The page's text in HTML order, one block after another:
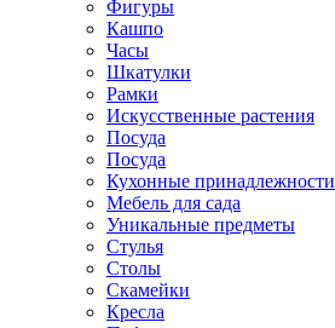
Фигуры
Кашпо
Часы
Шкатулки
Рамки
Искусственные растения
Посуда
Посуда
Кухонные принадлежности
Мебель для сада
Уникальные предметы
Стулья
Столы
Скамейки
Кресла